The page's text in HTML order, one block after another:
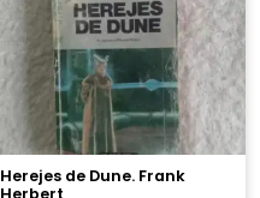
Herejes de Dune. Frank
×